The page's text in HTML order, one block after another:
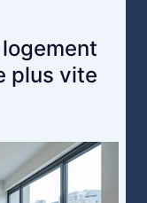
plus vite